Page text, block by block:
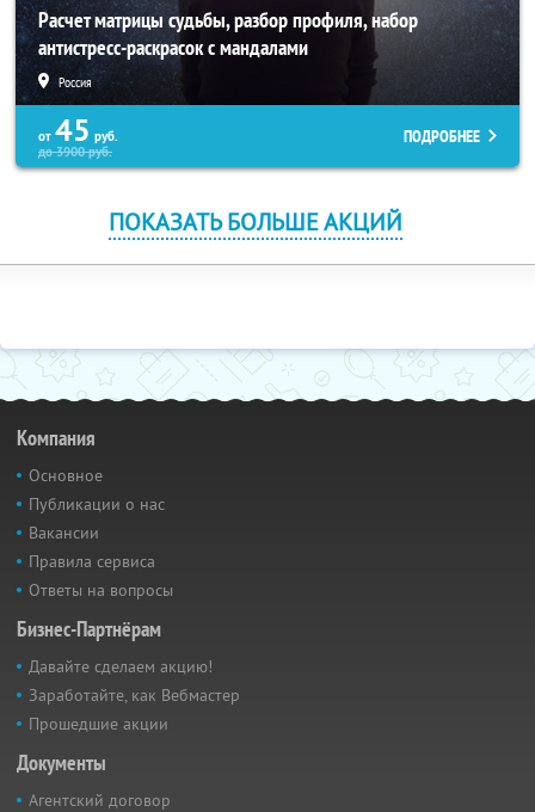
Расчет матрицы судьбы, разбор профиля, набор
антистресс-раскрасок с мандалами
Россия
от 45 руб.
до3900руб.
ПОДРОБНЕЕ
ПОКАЗАТЬ БОЛЬШЕ АКЦИЙ
Компания
Основное
Публикации о нас
Вакансии
Правила сервиса
Ответы на вопросы
Бизнес-Партнёрам
Давайте сделаем акцию!
Заработайте, как Вебмастер
Прошедшие акции
Документы
Агентский договор